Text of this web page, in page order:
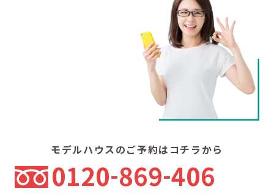
モデルハウスのご予約はコチラから
0120 869 406